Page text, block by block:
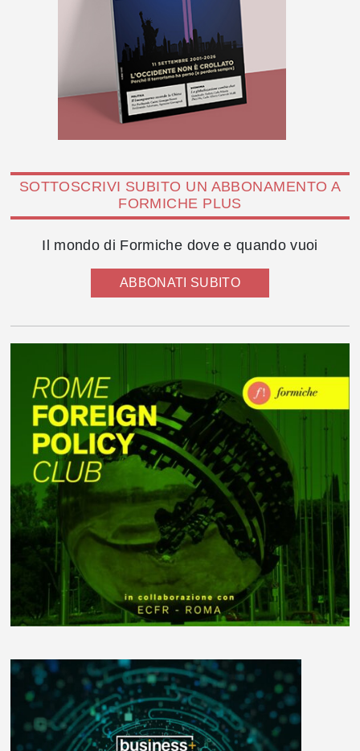
SOTTOSCRIVI SUBITO UN ABBONAMENTO A
FORMICHE PLUS
Il mondo di Formiche dove e quando vuoi
ABBONATI SUBITO